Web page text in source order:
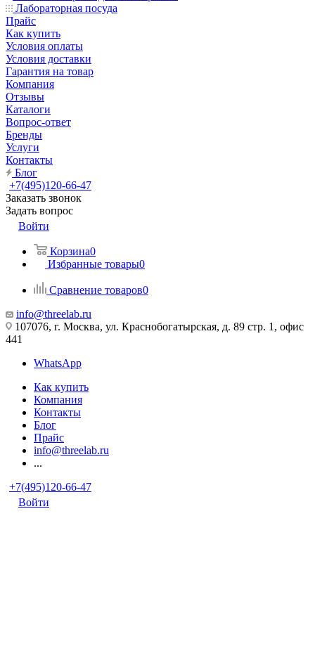
Лабораторная посуда
Прайс
Как купить
Условия оплаты
Условия доставки
Гарантия на товар
Компания
Отзывы
Каталоги
Вопрос-ответ
Бренды
Услуги
Контакты
Блог
+7(495)120-66-47
Заказать звонок
Задать вопрос
Войти
Корзина0
Избранные товары0
Сравнение товаров0
info@threelab.ru
107076, г. Москва, ул. Краснобогатырская, д. 89 стр. 1, офис
441
WhatsApp
Как купить
Компания
Контакты
Блог
Прайс
info@threelab.ru
...
+7(495)120-66-47
Войти